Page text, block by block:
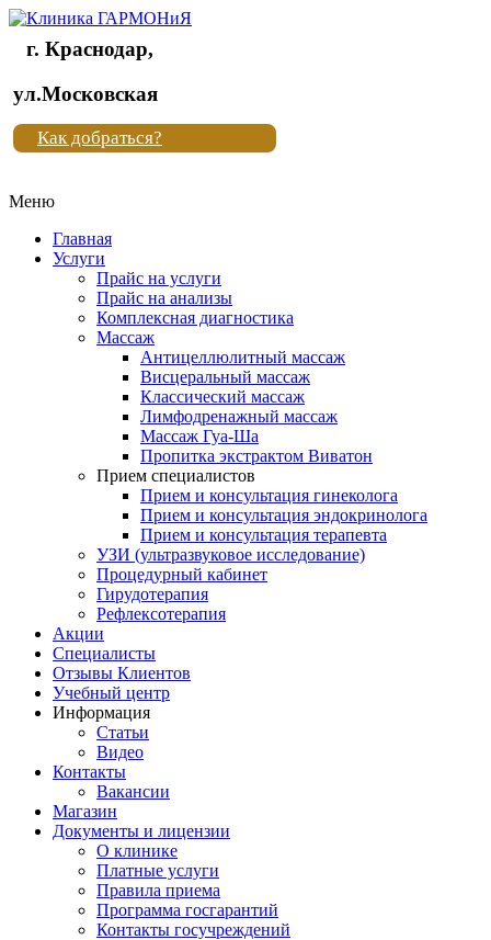
Клиника
"Новая
жизнь"
Клиника
жизнь"
г. Краснодар,
ул.Московская
Как добраться?
Меню
Главная
Услуги
Прайс на услуги
Прайс на анализы
Комплексная диагностика
Массаж
Антицеллюлитный массаж
Висцеральный массаж
Классический массаж
Лимфодренажный массаж
Массаж Гуа-Ша
Пропитка экстрактом Виватон
Прием специалистов
Прием и консультация гинеколога
Прием и консультация эндокринолога
Прием и консультация терапевта
УЗИ (ультразвуковое исследование)
Процедурный кабинет
Гирудотерапия
Рефлексотерапия
Акции
Специалисты
Отзывы Клиентов
Учебный центр
Информация
Статьи
Видео
Контакты
Вакансии
Магазин
Документы и лицензии
О клинике
Платные услуги
Правила приема
Программа госгарантий
Контакты госучреждений